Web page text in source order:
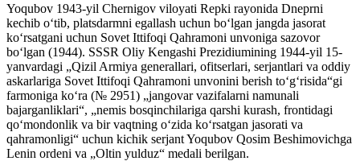
Yoqubov 1943-yil Chernigov viloyati Repki rayonida Dneprni
kechib oʻtib, platsdarmni egallash uchun boʻlgan jangda jasorat
koʻrsatgani uchun Sovet Ittifoqi Qahramoni unvoniga sazovor
boʻlgan (1944). SSSR Oliy Kengashi Prezidiumining 1944-yil 15-
yanvardagi „Qizil Armiya generallari, ofitserlari, serjantlari va oddiy
askarlariga Sovet Ittifoqi Qahramoni unvonini berish toʻgʻrisida“gi
farmoniga koʻra (№ 2951) „jangovar vazifalarni namunali
bajarganliklari“, „nemis bosqinchilariga qarshi kurash, frontidagi
qo‘mondonlik va bir vaqtning o‘zida ko‘rsatgan jasorati va
qahramonligi“ uchun kichik serjant Yoqubov Qosim Beshimovichga
Lenin ordeni va „Oltin yulduz“ medali berilgan.